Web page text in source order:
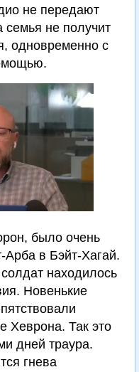
не передают
семья не получит
одновременно с
было очень
Арба в Бэйт-Хагай.
находилось
Новенькие
Хеврона. Так это
дней траура.
гнева